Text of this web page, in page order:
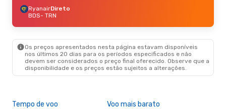
RyanairDireto
BDS- TRN
Os preços apresentados nesta página estavam disponíveis
nos últimos 20 dias para os períodos especificados e não
devem ser considerados o preço final oferecido. Observe que a
disponibilidade e os preços estão sujeitos a alterações.
Tempo de voo Voo mais barato